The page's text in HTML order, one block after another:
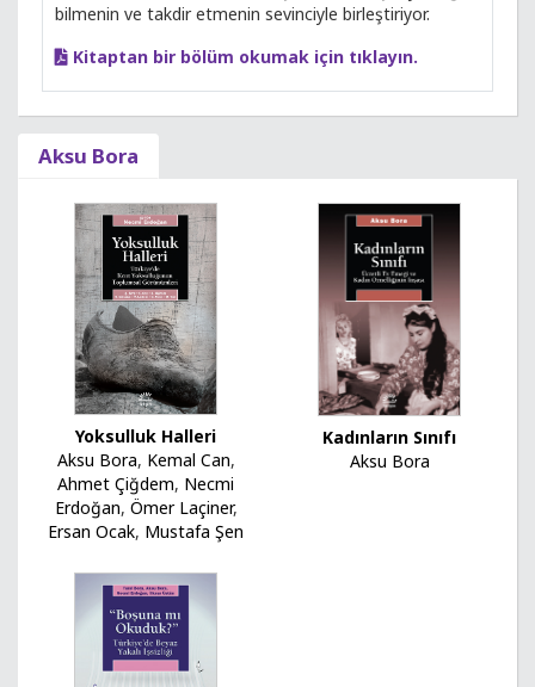
bilmenin ve takdir etmenin sevinciyle birleştiriyor.
Kitaptan bir bölüm okumak için tıklayın.
Aksu Bora
Yoksulluk Halleri
Aksu Bora, Kemal Can,
Ahmet Çiğdem, Necmi
Erdoğan, Ömer Laçiner,
Ersan Ocak, Mustafa Şen
Kadınların Sınıfı
Aksu Bora